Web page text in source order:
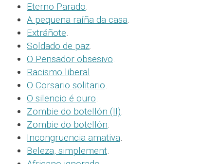
Eterno Parado.
A pequena raíña da casa.
Extráñote.
Soldado de paz.
O Pensador obsesivo.
Racismo liberal
O Corsario solitario.
O silencio é ouro.
Zombie do botellón (II).
Zombie do botellón.
Incongruencia amativa.
Beleza, simplement.